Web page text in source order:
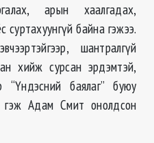
арын хаалгадах,
байна гэжээ.
шантралгүй
хийж сурсан эрдэмтэй,
“Үндэсний баялаг” буюу
Адам Смит онолдсон